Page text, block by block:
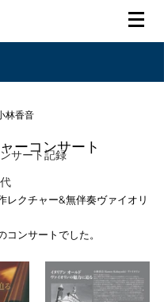
サート記録
ーコンサート
林香音
レクチャー&無伴奏ヴァイオリ
コンサートでした。